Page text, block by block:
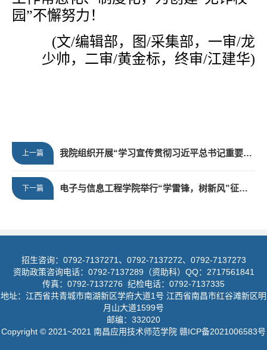
园”不懈努力！
(文/编辑部，
图/采集部， 一审/龙
少帅，二审/黄金标，终审/江建华)
上一篇 我院组织开展“学习宣传贯彻习近平总书记重要讲话和给谢依特小学戍边支教西部计划志愿者服务队队员回信精神”主题团日活动
下一篇 电子与信息工程学院举行“学雷锋，树新风”征文活动
招生咨询：0792-7137271、0792-7137272、0792-7137273
资助政策咨询电话：0792-7137289（资助科）QQ：2717561841
传真：0792-7137276 纪检电话：0792-7137335
地址：江西省共青城市南湖新区学府大道1号 江西省南昌市红谷滩新区明
月山大道1599号
邮编：332020
Copyright © 2021~2021 南昌应用技术师范学院 赣ICP备2021006583号